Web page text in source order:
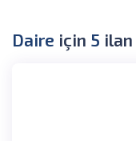
Daire için 5